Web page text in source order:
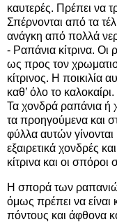
καυτερές. Πρέπει να
Σπέρνονται από τα
ανάγκη από πολλά
- Ραπάνια κίτρινα.
ως προς τον
κίτρινος. Η ποικιλία
καθ’ όλο το
Τα χονδρά ραπάνια ή
τα προηγούμενα και
φύλλα αυτών γίνονται
εξαιρετικά χονδρές
κίτρινα και οι
Η σπορά των
όμως πρέπει να
πόντους και άφθονα